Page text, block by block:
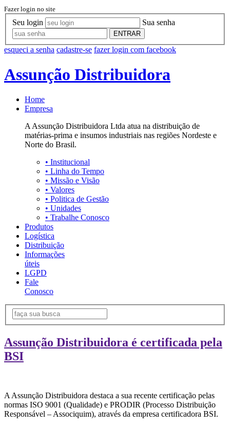
Fazer login no site
Seu login Sua senha
ENTRAR
esqueci a senha cadastre-se fazer login com facebook
Assunção Distribuidora
Home
Empresa
A Assunção Distribuidora Ltda atua na distribuição de
matérias-prima e insumos industriais nas regiões Nordeste e
Norte do Brasil.
• Institucional
• Linha do Tempo
• Missão e Visão
• Valores
• Politica de Gestão
• Unidades
• Trabalhe Conosco
Produtos
Logística
Distribuição
Informações
úteis
LGPD
Fale
Conosco
Assunção Distribuidora é certificada pela
BSI
A Assunção Distribuidora destaca a sua recente certificação pelas
normas ISO 9001 (Qualidade) e PRODIR (Processo Distribuição
Responsável – Associquim), através da empresa certificadora BSI.